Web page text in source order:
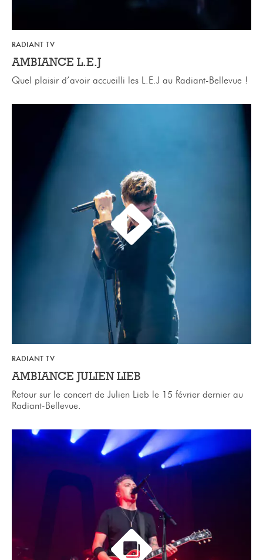
RADIANT TV
AMBIANCE L.E.J
Quel plaisir d’avoir accueilli les L.E.J au Radiant-Bellevue !
RADIANT TV
AMBIANCE JULIEN LIEB
Retour sur le concert de Julien Lieb le 15 février dernier au
Radiant-Bellevue.